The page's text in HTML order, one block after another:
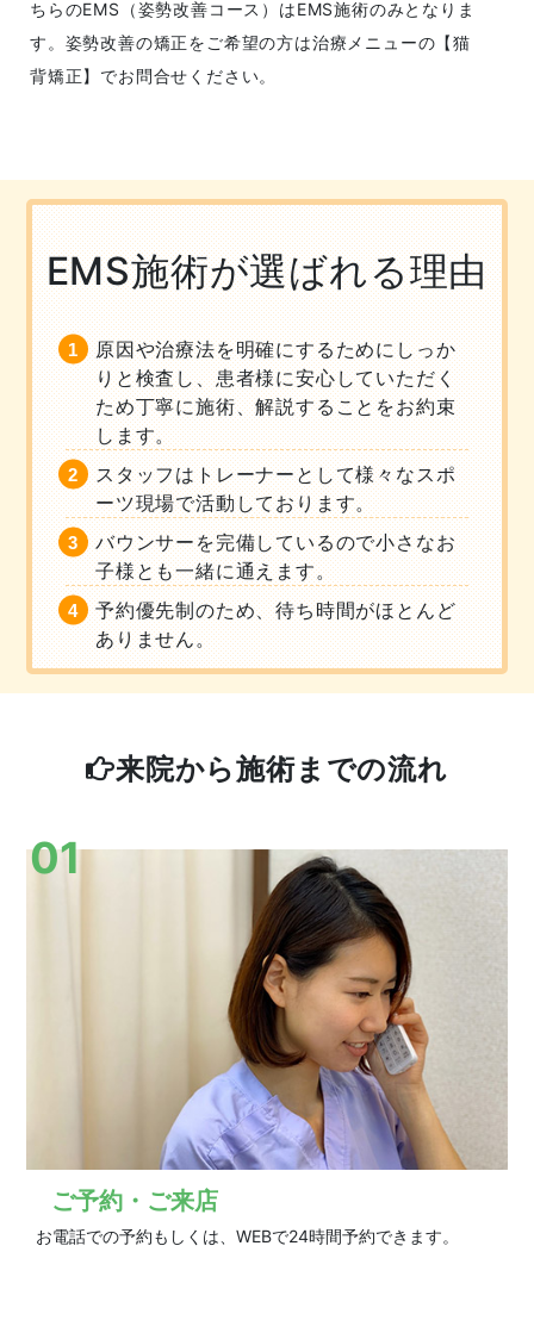
ちらのEMS（姿勢改善コース）はEMS施術のみとなりま
す。姿勢改善の矯正をご希望の方は治療メニューの【猫
背矯正】でお問合せください。
EMS施術が選ばれる理由
原因や治療法を明確にするためにしっか
りと検査し、患者様に安心していただく
ため丁寧に施術、解説することをお約束
します。
スタッフはトレーナーとして様々なスポ
ーツ現場で活動しております。
バウンサーを完備しているので小さなお
子様とも一緒に通えます。
予約優先制のため、待ち時間がほとんど
ありません。
来院から施術までの流れ
01
ご予約・ご来店
お電話での予約もしくは、WEBで24時間予約できます。